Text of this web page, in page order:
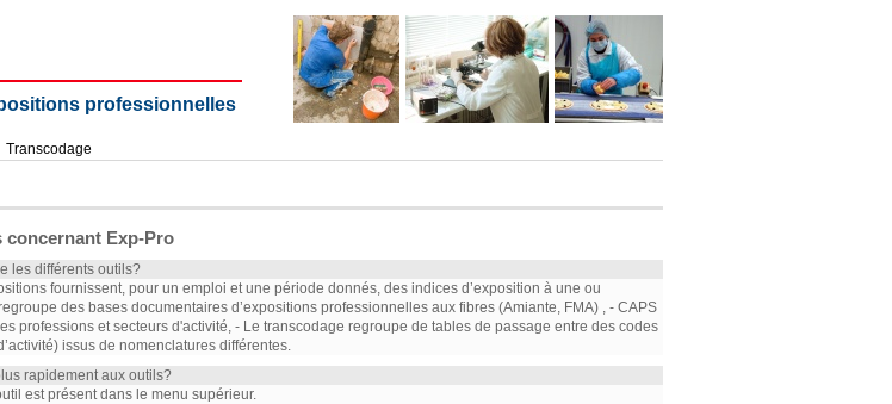
professionnelles
Transcodage
concernant Exp-Pro
les différents outils?
fournissent, pour un emploi et une période donnés, des indices d’exposition à une ou
des bases documentaires d’expositions professionnelles aux fibres (Amiante, FMA) , - CAPS
professions et secteurs d'activité, - Le transcodage regroupe de tables de passage entre des codes
issus de nomenclatures différentes.
rapidement aux outils?
est présent dans le menu supérieur.